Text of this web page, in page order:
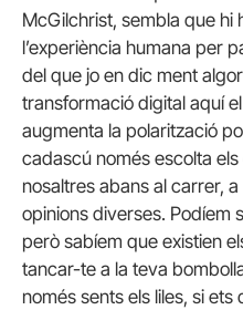
McGilchrist, sembla que hi
l’experiència humana per
del que jo en dic ment
transformació digital aquí
augmenta la polarització
cadascú només escolta
nosaltres abans al carrer,
opinions diverses. Podíem
però sabíem que existien
tancar-te a la teva
només sents els liles, si